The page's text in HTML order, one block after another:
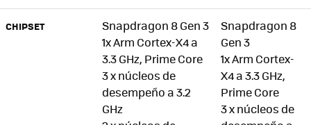
CHIPSET
Snapdragon 8 Gen 3
1x Arm Cortex-X4 a
3.3 GHz, Prime Core
3 x núcleos de
desempeño a 3.2
GHz
Snapdragon 8
Gen 3
1x Arm Cortex-
X4 a 3.3 GHz,
Prime Core
3 x núcleos de